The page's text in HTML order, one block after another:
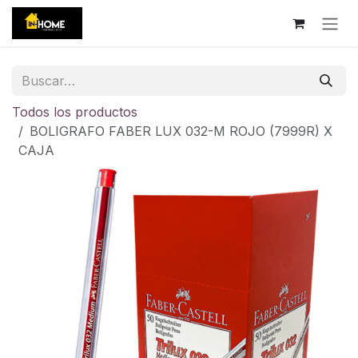
Ir al contenido
Todos los productos
BOLIGRAFO FABER LUX 032-M ROJO (7999R) X
CAJA